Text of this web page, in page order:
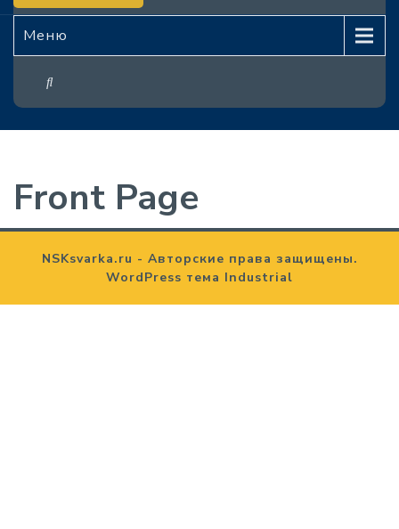
Меню
Front Page
NSKsvarka.ru - Авторские права защищены.
WordPress тема Industrial